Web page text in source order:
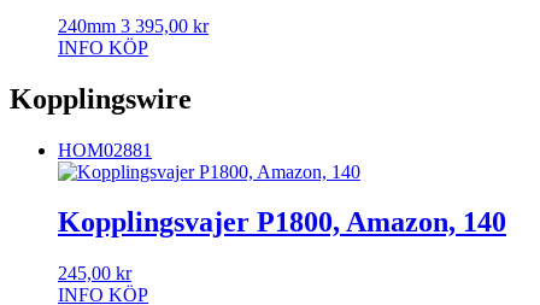
240mm 3 395,00 kr
INFO KÖP
Kopplingswire
HOM02881
Kopplingsvajer P1800, Amazon, 140
245,00 kr
INFO KÖP